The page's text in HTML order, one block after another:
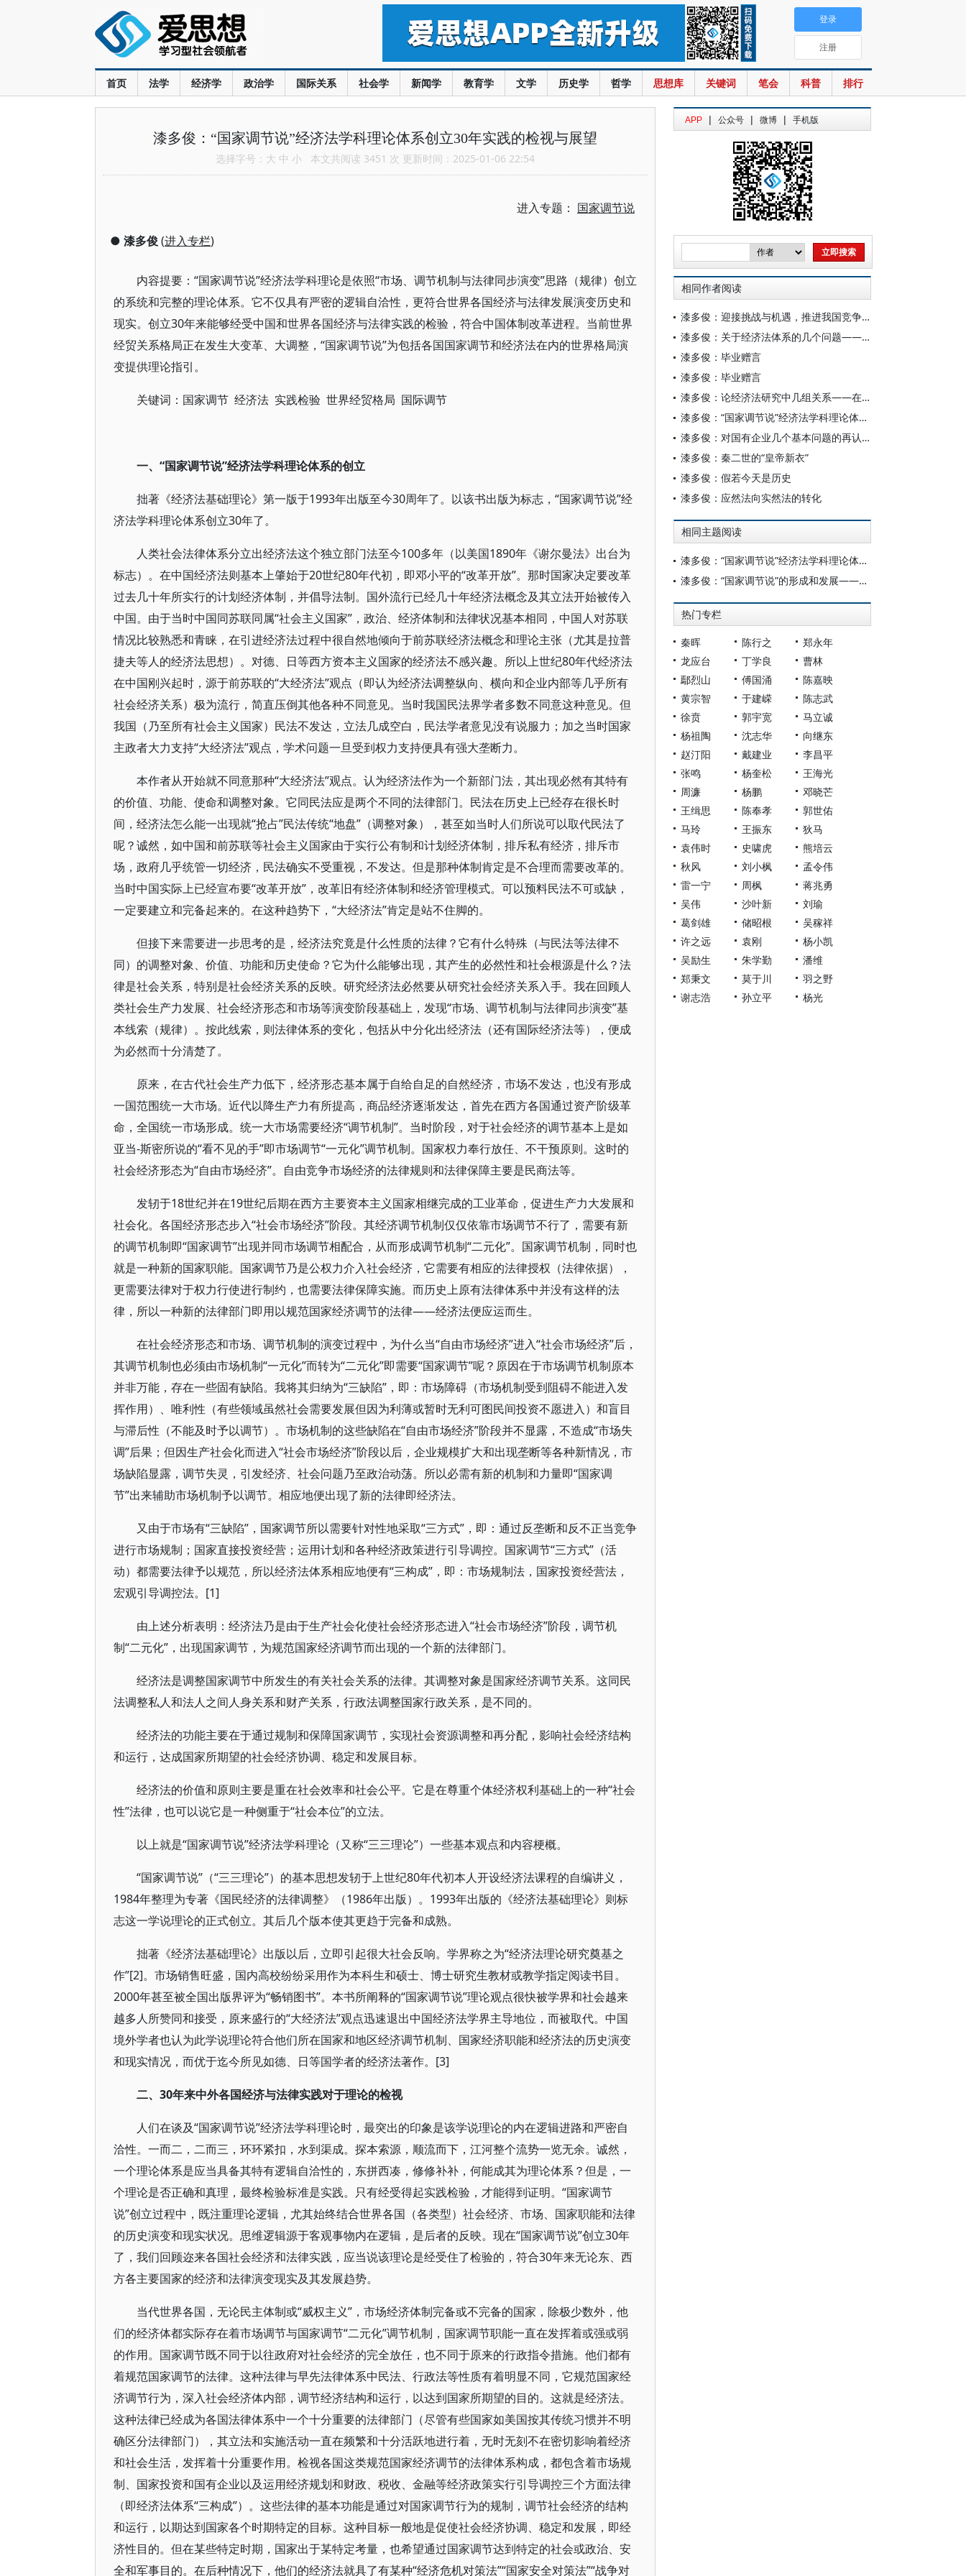
首页 法学 经济学 政治学 国际关系 社会学 新闻学 教育学 文学 历史学 哲学 思想库 关键词 笔会 科普 排行
登录
注册
漆多俊：“国家调节说”经济法学科理论体系创立30年实践的检视与展望
选择字号： 大 中 小 本文共阅读 3451 次 更新时间：2025-01-06 22:54
进入专题： 国家调节说
● 漆多俊(进入专栏)
内容提要：“国家调节说”经济法学科理论是依照“市场、调节机制与法律同步演变”思路（规律）创立
的系统和完整的理论体系。它不仅具有严密的逻辑自洽性，更符合世界各国经济与法律发展演变历史和
现实。创立30年来能够经受中国和世界各国经济与法律实践的检验，符合中国体制改革进程。当前世界
经贸关系格局正在发生大变革、大调整，“国家调节说”为包括各国国家调节和经济法在内的世界格局演
变提供理论指引。
关键词：国家调节 经济法 实践检验 世界经贸格局 国际调节
一、“国家调节说”经济法学科理论体系的创立
拙著《经济法基础理论》第一版于1993年出版至今30周年了。以该书出版为标志，“国家调节说”经
济法学科理论体系创立30年了。
人类社会法律体系分立出经济法这个独立部门法至今100多年（以美国1890年《谢尔曼法》出台为
标志）。在中国经济法则基本上肇始于20世纪80年代初，即邓小平的“改革开放”。那时国家决定要改革
过去几十年所实行的计划经济体制，并倡导法制。国外流行已经几十年经济法概念及其立法开始被传入
中国。由于当时中国同苏联同属“社会主义国家”，政治、经济体制和法律状况基本相同，中国人对苏联
情况比较熟悉和青睐，在引进经济法过程中很自然地倾向于前苏联经济法概念和理论主张（尤其是拉普
捷夫等人的经济法思想）。对德、日等西方资本主义国家的经济法不感兴趣。所以上世纪80年代经济法
在中国刚兴起时，源于前苏联的“大经济法”观点（即认为经济法调整纵向、横向和企业内部等几乎所有
社会经济关系）极为流行，简直压倒其他各种不同意见。当时我国民法界学者多数不同意这种意见。但
我国（乃至所有社会主义国家）民法不发达，立法几成空白，民法学者意见没有说服力；加之当时国家
主政者大力支持“大经济法”观点，学术问题一旦受到权力支持便具有强大垄断力。
本作者从开始就不同意那种“大经济法”观点。认为经济法作为一个新部门法，其出现必然有其特有
的价值、功能、使命和调整对象。它同民法应是两个不同的法律部门。民法在历史上已经存在很长时
间，经济法怎么能一出现就“抢占”民法传统“地盘”（调整对象），甚至如当时人们所说可以取代民法了
呢？诚然，如中国和前苏联等社会主义国家由于实行公有制和计划经济体制，排斥私有经济，排斥市
场，政府几乎统管一切经济，民法确实不受重视，不发达。但是那种体制肯定是不合理而需要改革的。
当时中国实际上已经宣布要“改革开放”，改革旧有经济体制和经济管理模式。可以预料民法不可或缺，
一定要建立和完备起来的。在这种趋势下，“大经济法”肯定是站不住脚的。
但接下来需要进一步思考的是，经济法究竟是什么性质的法律？它有什么特殊（与民法等法律不
同）的调整对象、价值、功能和历史使命？它为什么能够出现，其产生的必然性和社会根源是什么？法
律是社会关系，特别是社会经济关系的反映。研究经济法必然要从研究社会经济关系入手。我在回顾人
类社会生产力发展、社会经济形态和市场等演变阶段基础上，发现“市场、调节机制与法律同步演变”基
本线索（规律）。按此线索，则法律体系的变化，包括从中分化出经济法（还有国际经济法等），便成
为必然而十分清楚了。
原来，在古代社会生产力低下，经济形态基本属于自给自足的自然经济，市场不发达，也没有形成
一国范围统一大市场。近代以降生产力有所提高，商品经济逐渐发达，首先在西方各国通过资产阶级革
命，全国统一市场形成。统一大市场需要经济“调节机制”。当时阶段，对于社会经济的调节基本上是如
亚当-斯密所说的“看不见的手”即市场调节“一元化”调节机制。国家权力奉行放任、不干预原则。这时的
社会经济形态为“自由市场经济”。自由竞争市场经济的法律规则和法律保障主要是民商法等。
发轫于18世纪并在19世纪后期在西方主要资本主义国家相继完成的工业革命，促进生产力大发展和
社会化。各国经济形态步入“社会市场经济”阶段。其经济调节机制仅仅依靠市场调节不行了，需要有新
的调节机制即“国家调节”出现并同市场调节相配合，从而形成调节机制“二元化”。国家调节机制，同时也
就是一种新的国家职能。国家调节乃是公权力介入社会经济，它需要有相应的法律授权（法律依据），
更需要法律对于权力行使进行制约，也需要法律保障实施。而历史上原有法律体系中并没有这样的法
律，所以一种新的法律部门即用以规范国家经济调节的法律——经济法便应运而生。
在社会经济形态和市场、调节机制的演变过程中，为什么当“自由市场经济”进入“社会市场经济”后，
其调节机制也必须由市场机制“一元化”而转为“二元化”即需要“国家调节”呢？原因在于市场调节机制原本
并非万能，存在一些固有缺陷。我将其归纳为“三缺陷”，即：市场障碍（市场机制受到阻碍不能进入发
挥作用）、唯利性（有些领域虽然社会需要发展但因为利薄或暂时无利可图民间投资不愿进入）和盲目
与滞后性（不能及时予以调节）。市场机制的这些缺陷在“自由市场经济”阶段并不显露，不造成“市场失
调”后果；但因生产社会化而进入“社会市场经济”阶段以后，企业规模扩大和出现垄断等各种新情况，市
场缺陷显露，调节失灵，引发经济、社会问题乃至政治动荡。所以必需有新的机制和力量即“国家调
节”出来辅助市场机制予以调节。相应地便出现了新的法律即经济法。
又由于市场有“三缺陷”，国家调节所以需要针对性地采取“三方式”，即：通过反垄断和反不正当竞争
进行市场规制；国家直接投资经营；运用计划和各种经济政策进行引导调控。国家调节“三方式”（活
动）都需要法律予以规范，所以经济法体系相应地便有“三构成”，即：市场规制法，国家投资经营法，
宏观引导调控法。[1]
由上述分析表明：经济法乃是由于生产社会化使社会经济形态进入“社会市场经济”阶段，调节机
制“二元化”，出现国家调节，为规范国家经济调节而出现的一个新的法律部门。
经济法是调整国家调节中所发生的有关社会关系的法律。其调整对象是国家经济调节关系。这同民
法调整私人和法人之间人身关系和财产关系，行政法调整国家行政关系，是不同的。
经济法的功能主要在于通过规制和保障国家调节，实现社会资源调整和再分配，影响社会经济结构
和运行，达成国家所期望的社会经济协调、稳定和发展目标。
经济法的价值和原则主要是重在社会效率和社会公平。它是在尊重个体经济权利基础上的一种“社会
性”法律，也可以说它是一种侧重于“社会本位”的立法。
以上就是“国家调节说”经济法学科理论（又称“三三理论”）一些基本观点和内容梗概。
“国家调节说”（“三三理论”）的基本思想发轫于上世纪80年代初本人开设经济法课程的自编讲义，
1984年整理为专著《国民经济的法律调整》（1986年出版）。1993年出版的《经济法基础理论》则标
志这一学说理论的正式创立。其后几个版本使其更趋于完备和成熟。
拙著《经济法基础理论》出版以后，立即引起很大社会反响。学界称之为“经济法理论研究奠基之
作”[2]。市场销售旺盛，国内高校纷纷采用作为本科生和硕士、博士研究生教材或教学指定阅读书目。
2000年甚至被全国出版界评为“畅销图书”。本书所阐释的“国家调节说”理论观点很快被学界和社会越来
越多人所赞同和接受，原来盛行的“大经济法”观点迅速退出中国经济法学界主导地位，而被取代。中国
境外学者也认为此学说理论符合他们所在国家和地区经济调节机制、国家经济职能和经济法的历史演变
和现实情况，而优于迄今所见如德、日等国学者的经济法著作。[3]
二、30年来中外各国经济与法律实践对于理论的检视
人们在谈及“国家调节说”经济法学科理论时，最突出的印象是该学说理论的内在逻辑进路和严密自
洽性。一而二，二而三，环环紧扣，水到渠成。探本索源，顺流而下，江河整个流势一览无余。诚然，
一个理论体系是应当具备其特有逻辑自洽性的，东拼西凑，修修补补，何能成其为理论体系？但是，一
个理论是否正确和真理，最终检验标准是实践。只有经受得起实践检验，才能得到证明。“国家调节
说”创立过程中，既注重理论逻辑，尤其始终结合世界各国（各类型）社会经济、市场、国家职能和法律
的历史演变和现实状况。思维逻辑源于客观事物内在逻辑，是后者的反映。现在“国家调节说”创立30年
了，我们回顾迩来各国社会经济和法律实践，应当说该理论是经受住了检验的，符合30年来无论东、西
方各主要国家的经济和法律演变现实及其发展趋势。
当代世界各国，无论民主体制或“威权主义”，市场经济体制完备或不完备的国家，除极少数外，他
们的经济体都实际存在着市场调节与国家调节“二元化”调节机制，国家调节职能一直在发挥着或强或弱
的作用。国家调节既不同于以往政府对社会经济的完全放任，也不同于原来的行政指令措施。他们都有
着规范国家调节的法律。这种法律与早先法律体系中民法、行政法等性质有着明显不同，它规范国家经
济调节行为，深入社会经济体内部，调节经济结构和运行，以达到国家所期望的目的。这就是经济法。
这种法律已经成为各国法律体系中一个十分重要的法律部门（尽管有些国家如美国按其传统习惯并不明
确区分法律部门），其立法和实施活动一直在频繁和十分活跃地进行着，无时无刻不在密切影响着经济
和社会生活，发挥着十分重要作用。检视各国这类规范国家经济调节的法律体系构成，都包含着市场规
制、国家投资和国有企业以及运用经济规划和财政、税收、金融等经济政策实行引导调控三个方面法律
（即经济法体系“三构成”）。这些法律的基本功能是通过对国家调节行为的规制，调节社会经济的结构
和运行，以期达到国家各个时期特定的目标。这种目标一般地是促使社会经济协调、稳定和发展，即经
济性目的。但在某些特定时期，国家出于某特定考量，也希望通过国家调节达到特定的社会或政治、安
全和军事目的。在后种情况下，他们的经济法就具了有某种“经济危机对策法”“国家安全对策法”“战争对
APP | 公众号 | 微博 | 手机版
相同作者阅读
漆多俊：迎接挑战与机遇，推进我国竞争法治
漆多俊：关于经济法体系的几个问题——《经济法基础理论》第8章第2节解读[1]
漆多俊：毕业赠言
漆多俊：毕业赠言
漆多俊：论经济法研究中几组关系——在第21届经济法博士论坛（2024-11海南会议）讲话
漆多俊：“国家调节说”经济法学科理论体系创立30年实践的检视与展望
漆多俊：对国有企业几个基本问题的再认识
漆多俊：秦二世的“皇帝新衣”
漆多俊：假若今天是历史
漆多俊：应然法向实然法的转化
相同主题阅读
漆多俊：“国家调节说”经济法学科理论体系创立30年实践的检视与展望
漆多俊：“国家调节说”的形成和发展——我的经济法学术之路
热门专栏
秦晖 陈行之
郑永年
龙应台
丁学良
曹林
鄢烈山
傅国涌
陈嘉映
黄宗智
于建嵘
陈志武
徐贲
郭宇宽
马立诚
杨祖陶
沈志华
向继东
赵汀阳
戴建业
李昌平
张鸣
杨奎松
王海光
周濂
杨鹏
邓晓芒
王缉思
陈奉孝
郭世佑
马玲
王振东
狄马
袁伟时
史啸虎
熊培云
秋风
刘小枫
孟令伟
雷一宁
周枫
蒋兆勇
吴伟
沙叶新
刘瑜
葛剑雄
储昭根
吴稼祥
许之远
袁刚
杨小凯
吴励生
朱学勤
潘维
郑秉文
莫于川
羽之野
谢志浩
孙立平 杨光